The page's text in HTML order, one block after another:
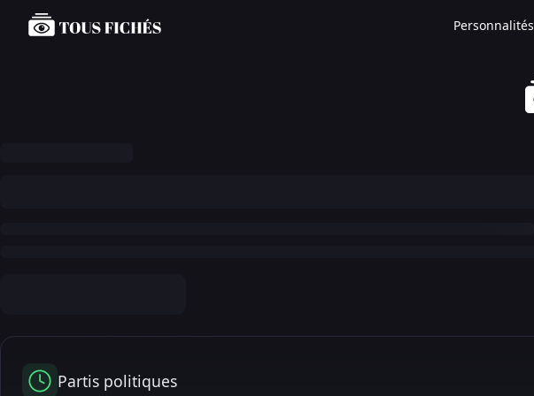
Personnalités
Partis politiques